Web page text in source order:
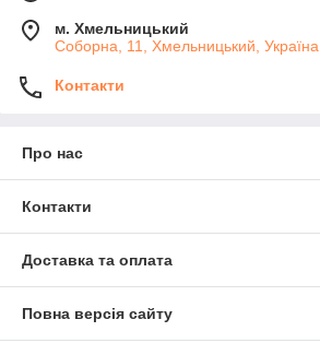
м. Хмельницький
Соборна, 11, Хмельницький, Україна
Контакти
Про нас
Контакти
Доставка та оплата
Повна версія сайту